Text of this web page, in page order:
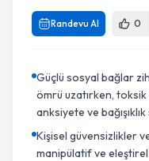
Randevu Al 0
Güçlü sosyal bağlar
ömrü uzatırken,
anksiyete ve
Kişisel güvensizlikler
manipülatif ve